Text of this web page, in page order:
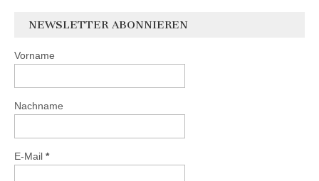
NEWSLETTER ABONNIEREN
Vorname
Nachname
E-Mail *